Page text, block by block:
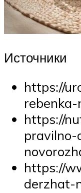
Источники
https://
https://
https://
derzhat-